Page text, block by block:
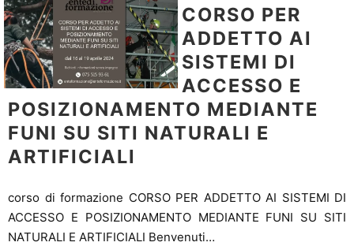
CORSO PER
ADDETTO AI
SISTEMI DI
ACCESSO E
POSIZIONAMENTO MEDIANTE
FUNI SU SITI NATURALI E
ARTIFICIALI
corso di formazione CORSO PER ADDETTO AI SISTEMI DI
ACCESSO E POSIZIONAMENTO MEDIANTE FUNI SU SITI
NATURALI E ARTIFICIALI Benvenuti…